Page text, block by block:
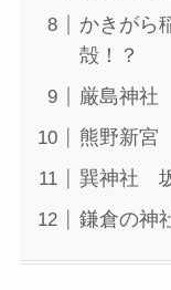
かきがら
殻！？
厳島神社
熊野新宮
巽神社
鎌倉の神